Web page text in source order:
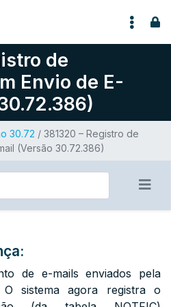
de
Envio de E-
30.72 / 381320 – Registro de
(Versão 30.72.386)
de e-mails enviados pela
O sistema agora registra o